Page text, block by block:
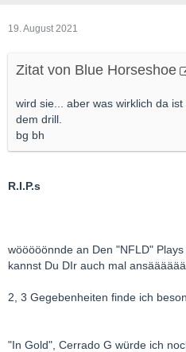
19. August 2021
Zitat von Blue Horseshoe
wird sie... aber was wirklich da
dem drill.
bg bh
R.I.P.s
wööööönnde an Den "NFLD"
kannst Du DIr auch mal
2, 3 Gegebenheiten finde ich
"In Gold", Cerrado G würde ich